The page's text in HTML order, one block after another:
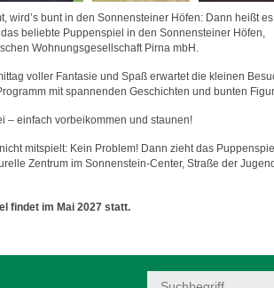
wird’s bunt in den Sonnensteiner Höfen: Dann heißt es
das beliebte Puppenspiel in den Sonnensteiner Höfen,
Wohnungsgesellschaft Pirna mbH.
voller Fantasie und Spaß erwartet die kleinen
mit spannenden Geschichten und bunten
– einfach vorbeikommen und staunen!
mitspielt: Kein Problem! Dann zieht das Puppenspiel
Zentrum im Sonnenstein-Center, Straße der
findet im Mai 2027 statt.